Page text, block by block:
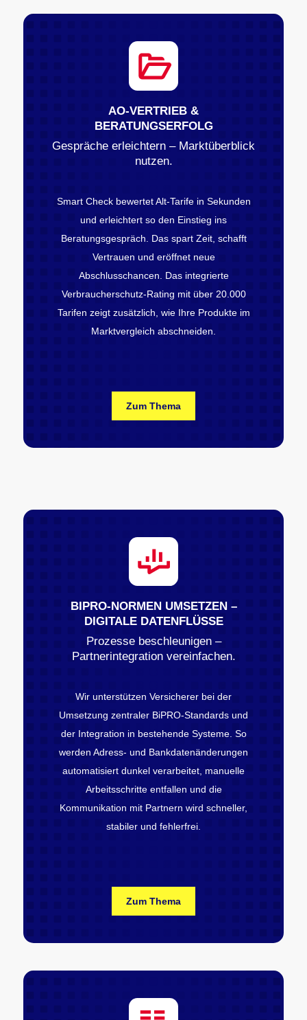
AO-VERTRIEB &
BERATUNGSERFOLG
Gespräche erleichtern – Marktüberblick
nutzen.
Smart Check bewertet Alt-Tarife in Sekunden
und erleichtert so den Einstieg ins
Beratungsgespräch. Das spart Zeit, schafft
Vertrauen und eröffnet neue
Abschlusschancen. Das integrierte
Verbraucherschutz-Rating mit über 20.000
Tarifen zeigt zusätzlich, wie Ihre Produkte im
Marktvergleich abschneiden.
Zum Thema
BIPRO-NORMEN UMSETZEN –
DIGITALE DATENFLÜSSE
Prozesse beschleunigen –
Partnerintegration vereinfachen.
Wir unterstützen Versicherer bei der
Umsetzung zentraler BiPRO-Standards und
der Integration in bestehende Systeme. So
werden Adress- und Bankdatenänderungen
automatisiert dunkel verarbeitet, manuelle
Arbeitsschritte entfallen und die
Kommunikation mit Partnern wird schneller,
stabiler und fehlerfrei.
Zum Thema